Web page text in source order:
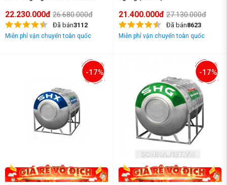
22.230.000đ 26.680.000đ
Đã bán3112
Miễn phí vận chuyển toàn quốc
21.400.000đ 27.130.000đ
Đã bán8623
Miễn phí vận chuyển toàn quốc
-17% -17%